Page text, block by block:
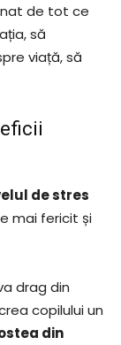
de tot ce
să
viață, să
de stres
mai fericit și
drag din
copilului un
din